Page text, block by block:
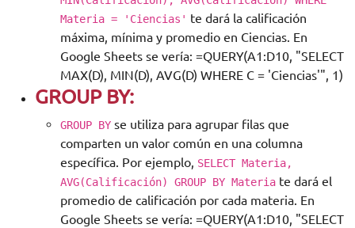
Materia = 'Ciencias' te dará la calificación
máxima, mínima y promedio en Ciencias. En
Google Sheets se vería: =QUERY(A1:D10, "SELECT
MAX(D), MIN(D), AVG(D) WHERE C = 'Ciencias'", 1)
GROUP BY:
GROUP BY se utiliza para agrupar filas que
comparten un valor común en una columna
específica. Por ejemplo, SELECT Materia,
AVG(Calificación) GROUP BY Materia te dará el
promedio de calificación por cada materia. En
Google Sheets se vería: =QUERY(A1:D10, "SELECT